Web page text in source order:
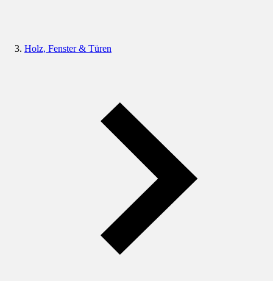
Holz, Fenster & Türen